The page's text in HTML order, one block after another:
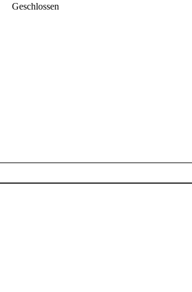
Geschlossen